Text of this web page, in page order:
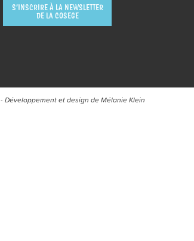
S’INSCRIRE À LA NEWSLETTER
DE LA COSEGE
- Développement et design deMélanie Klein